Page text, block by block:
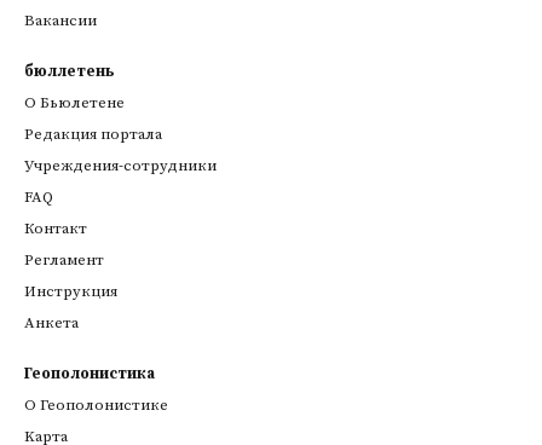
Вакансии
бюллетень
О Бьюлетене
Редакция портала
Учреждения-сотрудники
FAQ
Контакт
Регламент
Инструкция
Анкета
Геополонистика
О Геополонистике
Kарта